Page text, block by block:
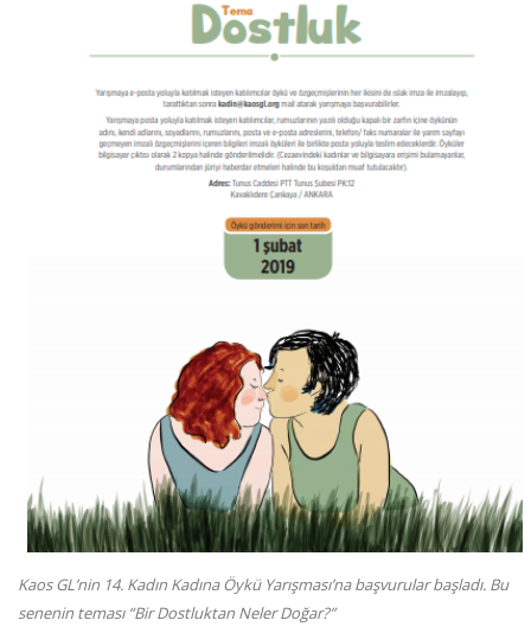
Kaos GL’nin 14. Kadın Kadına Öykü Yarışması’na başvurular başladı. Bu
senenin teması “Bir Dostluktan Neler Doğar?”